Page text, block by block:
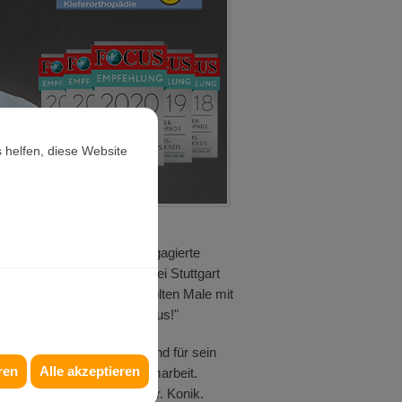
diese Website
Alle akzeptieren
freut sich der engagierte
& Kollegen in Weinstadt bei Stuttgart
wir nun zum wiederholten Male mit
Kontinuität zahlen sich aus!"
Siegel 2020 stellvertretend für sein
eine perfekte Teamarbeit.
Arbeit," freut sich Dr. Konik.